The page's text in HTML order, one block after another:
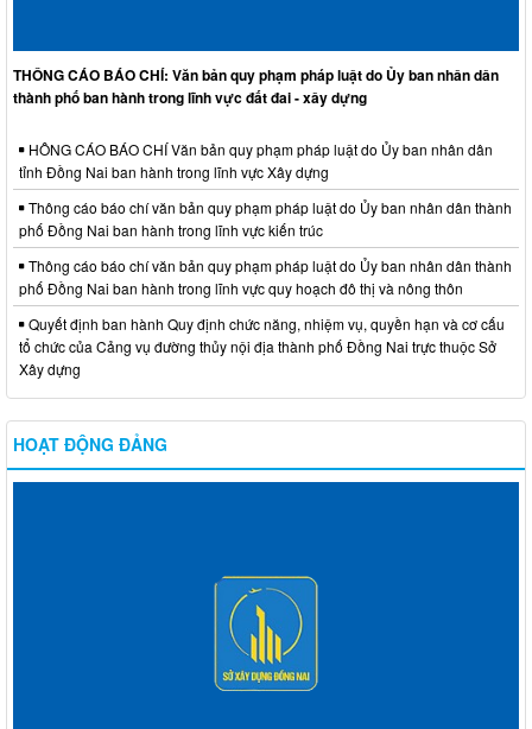
THÔNG CÁO BÁO CHÍ: Văn bản quy phạm pháp luật do Ủy ban nhân dân
thành phố ban hành trong lĩnh vực đất đai - xây dựng
HÔNG CÁO BÁO CHÍ Văn bản quy phạm pháp luật do Ủy ban nhân dân
tỉnh Đồng Nai ban hành trong lĩnh vực Xây dựng
Thông cáo báo chí văn bản quy phạm pháp luật do Ủy ban nhân dân thành
phố Đồng Nai ban hành trong lĩnh vực kiến trúc
Thông cáo báo chí văn bản quy phạm pháp luật do Ủy ban nhân dân thành
phố Đồng Nai ban hành trong lĩnh vực quy hoạch đô thị và nông thôn
Quyết định ban hành Quy định chức năng, nhiệm vụ, quyền hạn và cơ cấu
tổ chức của Cảng vụ đường thủy nội địa thành phố Đồng Nai trực thuộc Sở
Xây dựng
HOẠT ĐỘNG ĐẢNG